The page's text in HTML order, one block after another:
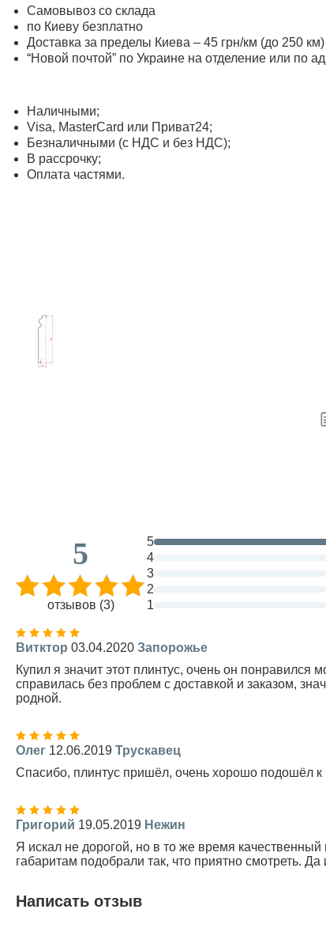
Самовывоз со склада
по Киеву безплатно
Доставка за пределы Киева – 45 грн/км (до 250 км)
“Новой почтой” по Украине на отделение или по
Наличными;
Visa, MasterСard или Приват24;
Безналичными (с НДС и без НДС);
В рассрочку;
Оплата частями.
5
отзывов (3)
5
4
3
2
1
Витктор 03.04.2020 Запорожье
Купил я значит этот плинтус, очень он
справилась без проблем с доставкой и заказом,
родной.
Олег 12.06.2019 Трускавец
Спасибо, плинтус пришёл, очень хорошо подошёл
Григорий 19.05.2019 Нежин
Я искал не дорогой, но в то же время
габаритам подобрали так, что приятно смотреть. Да
Написать отзыв